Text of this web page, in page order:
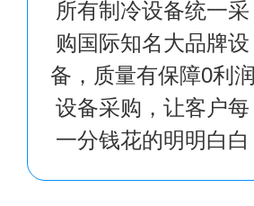
所有制冷设备统一采
购国际知名大品牌设
备，质量有保障0利润
设备采购，让客户每
一分钱花的明明白白